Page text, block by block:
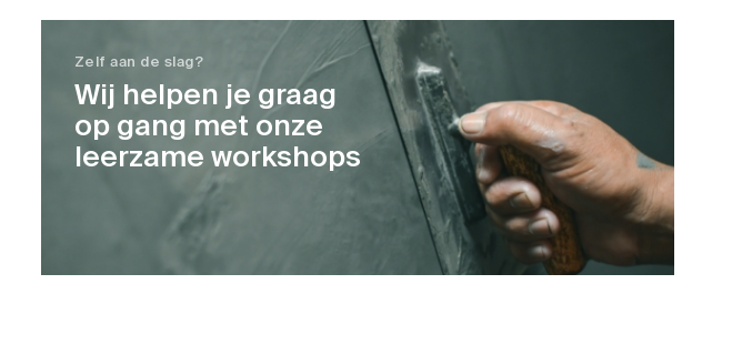
Zelf aan de slag?
Wij helpen je graag
op gang met onze
leerzame workshops